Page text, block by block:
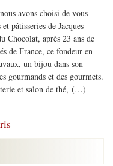
avons choisi de vous
pâtisseries de Jacques
Chocolat, après 23 ans de
de France, ce fondeur en
un bijou dans son
gourmands et des gourmets.
et salon de thé, (…)